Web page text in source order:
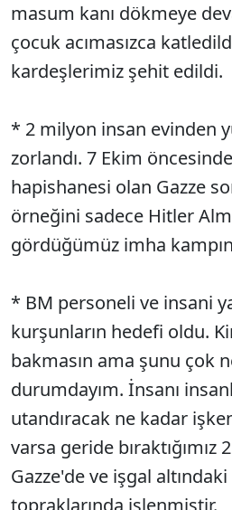
masum kanı dökmeye
çocuk acımasızca
kardeşlerimiz şehit edildi.
* 2 milyon insan evinden
zorlandı. 7 Ekim
hapishanesi olan Gazze
örneğini sadece Hitler
gördüğümüz imha
* BM personeli ve insani
kurşunların hedefi oldu.
bakmasın ama şunu çok
durumdayım. İnsanı
utandıracak ne kadar
varsa geride
Gazze'de ve işgal
topraklarında işlenmiştir.